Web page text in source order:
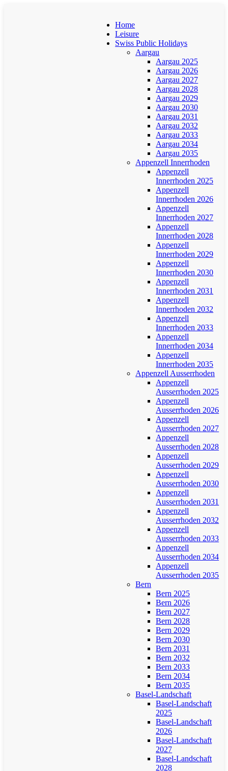
Home
Leisure
Swiss Public Holidays
Aargau
Aargau 2025
Aargau 2026
Aargau 2027
Aargau 2028
Aargau 2029
Aargau 2030
Aargau 2031
Aargau 2032
Aargau 2033
Aargau 2034
Aargau 2035
Appenzell Innerrhoden
Appenzell
Innerrhoden 2025
Appenzell
Innerrhoden 2026
Appenzell
Innerrhoden 2027
Appenzell
Innerrhoden 2028
Appenzell
Innerrhoden 2029
Appenzell
Innerrhoden 2030
Appenzell
Innerrhoden 2031
Appenzell
Innerrhoden 2032
Appenzell
Innerrhoden 2033
Appenzell
Innerrhoden 2034
Appenzell
Innerrhoden 2035
Appenzell Ausserrhoden
Appenzell
Ausserrhoden 2025
Appenzell
Ausserrhoden 2026
Appenzell
Ausserrhoden 2027
Appenzell
Ausserrhoden 2028
Appenzell
Ausserrhoden 2029
Appenzell
Ausserrhoden 2030
Appenzell
Ausserrhoden 2031
Appenzell
Ausserrhoden 2032
Appenzell
Ausserrhoden 2033
Appenzell
Ausserrhoden 2034
Appenzell
Ausserrhoden 2035
Bern
Bern 2025
Bern 2026
Bern 2027
Bern 2028
Bern 2029
Bern 2030
Bern 2031
Bern 2032
Bern 2033
Bern 2034
Bern 2035
Basel-Landschaft
Basel-Landschaft
2025
Basel-Landschaft
2026
Basel-Landschaft
2027
Basel-Landschaft
2028